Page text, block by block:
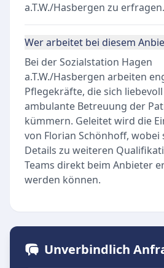
a.T.W./Hasbergen zu erfragen.
Wer arbeitet bei diesem
Bei der Sozialstation Hagen
a.T.W./Hasbergen arbeiten
Pflegekräfte, die sich
ambulante Betreuung der
kümmern. Geleitet wird die
von Florian Schönhoff, wobei
Details zu weiteren
Teams direkt beim Anbieter
werden können.
Unverbindlich